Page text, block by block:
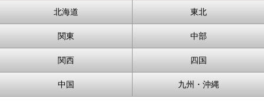
北海道 東北
関東 中部
関西 四国
中国 九州・沖縄